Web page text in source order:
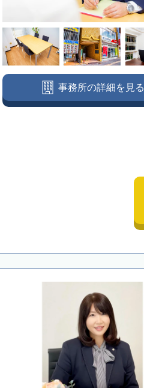
事務所の詳細を見る